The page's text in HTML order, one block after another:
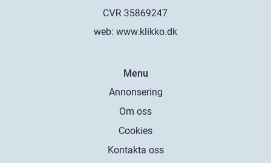
web: www.klikko.dk
Menu
Annonsering
Om oss
Cookies
Kontakta oss